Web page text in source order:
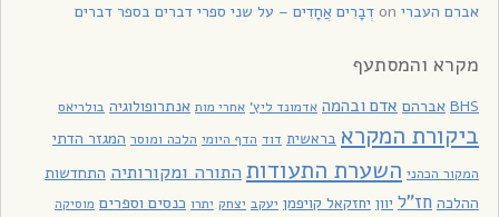
אברם העברי
דְבָרִים אֲחָדִים – על שני ספרי דברים בספר דברים
מקרא והמסתעף
BHS אברהם אדם ובהמה אדמונד ליץ' אחרי מות אנתרופולוגיה בולריאס
ביקורת המקרא בראשית דוד הדף היומי הלכה ומוסר המגזר הדתי
המקור הכהני השערת התעודות התורה ומקורותיה התחדשות
ההלכה חז"ל יוון יחזקאל קויפמן יעקב יצחק יתרו כנסים וספרים מוסיקה